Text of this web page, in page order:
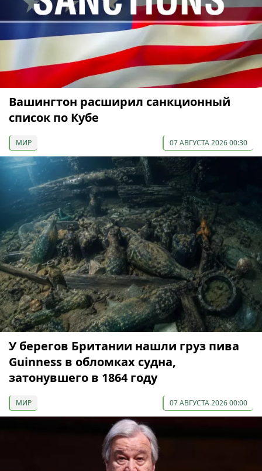
Вашингтон расширил санкционный
список по Кубе
МИР 07 АВГУСТА 2026 00:30
У берегов Британии нашли груз пива
Guinness в обломках судна,
затонувшего в 1864 году
МИР 07 АВГУСТА 2026 00:00